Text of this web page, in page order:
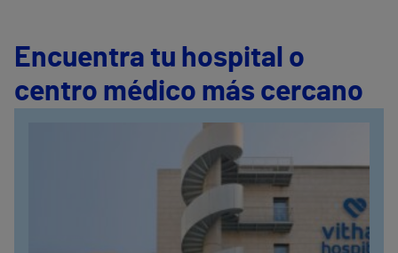
Encuentra tu hospital o
centro médico más cercano